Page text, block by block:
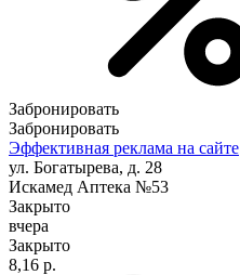
Забронировать
Забронировать
Эффективная реклама на сайте
ул. Богатырева, д. 28
Искамед Аптека №53
Закрыто
вчера
Закрыто
8,16 р.